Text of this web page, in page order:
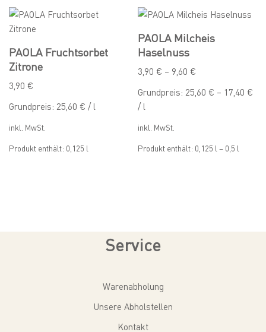
PAOLA Fruchtsorbet
Zitrone
3,90 €
Grundpreis: 25,60 € / l
inkl. MwSt.
Produkt enthält: 0,125 l
PAOLA Milcheis
Haselnuss
3,90 € – 9,60 €
Grundpreis: 25,60 € – 17,40 €
/ l
inkl. MwSt.
Produkt enthält: 0,125 l – 0,5 l
Service
Warenabholung
Unsere Abholstellen
Kontakt